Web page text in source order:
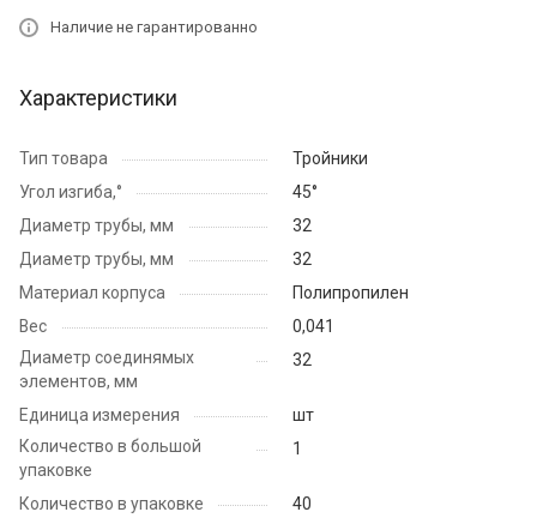
Наличие не гарантированно
Характеристики
Тип товара
Тройники
Угол изгиба,°
45°
Диаметр трубы, мм
32
Диаметр трубы, мм
32
Материал корпуса
Полипропилен
Вес
0,041
Диаметр соединямых
элементов, мм
32
Единица измерения
шт
Количество в большой
упаковке
1
Количество в упаковке
40